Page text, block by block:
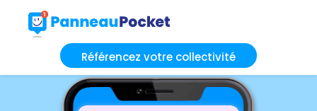
Référencez votre collectivité